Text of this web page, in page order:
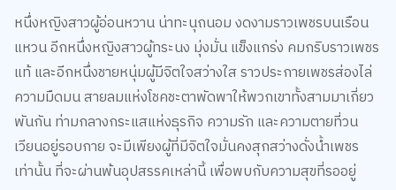
แหวน อีกหนึ่งหญิงสาวผู้ทระนง มุ่งมั่น แข็งแกร่ง คมกริบราวเพชร
แท้ และอีกหนึ่งชายหนุ่มผู้มีจิตใจสว่างใส ราวประกายเพชรส่องไล่
ความมืดมน สายลมแห่งโชคชะตาพัดพาให้พวกเขาทั้งสามมาเกี่ยว
พันกัน ท่ามกลางกระแสแห่งธุรกิจ ความรัก และความตายที่วน
เวียนอยู่รอบกาย จะมีเพียงผู้ที่มีจิตใจมั่นคงสุกสว่างดั่งน้ำเพชร
เท่านั้น ที่จะผ่านพ้นอุปสรรคเหล่านี้ เพื่อพบกับความสุขที่รออยู่
ปลายทาง